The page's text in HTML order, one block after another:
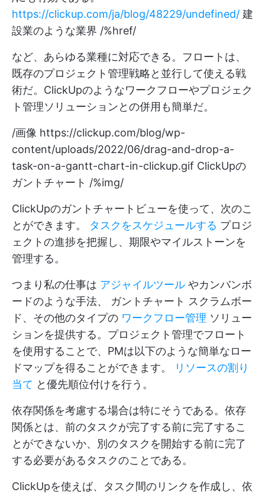
https://clickup.com/ja/blog/48229/undefined/ 建
設業のような業界 /%href/
など、あらゆる業種に対応できる。フロートは、
既存のプロジェクト管理戦略と並行して使える戦
術だ。ClickUpのようなワークフローやプロジェク
ト管理ソリューションとの併用も簡単だ。
/画像 https://clickup.com/blog/wp-
content/uploads/2022/06/drag-and-drop-a-
task-on-a-gantt-chart-in-clickup.gif ClickUpの
ガントチャート /%img/
ClickUpのガントチャートビューを使って、次のこ
とができます。 タスクをスケジュールする プロジ
ェクトの進捗を把握し、期限やマイルストーンを
管理する。
つまり私の仕事は アジャイルツール やカンバンボ
ードのような手法、 ガントチャート スクラムボー
ド、その他のタイプの ワークフロー管理 ソリュー
ションを提供する。プロジェクト管理でフロート
を使用することで、PMは以下のような簡単なロー
ドマップを得ることができます。
リソースの割り
当て と優先順位付けを行う。
依存関係を考慮する場合は特にそうである。依存
関係とは、前のタスクが完了する前に完了するこ
とができないか、別のタスクを開始する前に完了
する必要があるタスクのことである。
ClickUpを使えば、タスク間のリンクを作成し、依